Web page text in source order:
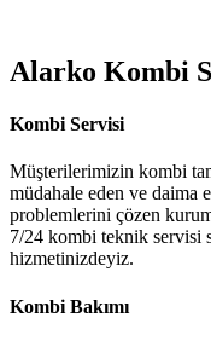
Alarko Kombi
Kombi Servisi
Müşterilerimizin kombi
müdahale eden ve daima
problemlerini çözen
7/24 kombi teknik servisi
hizmetinizdeyiz.
Kombi Bakımı